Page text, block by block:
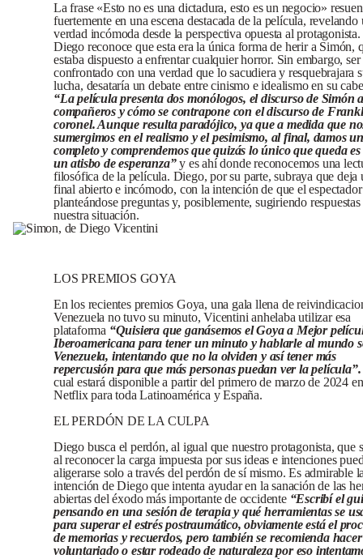
La frase «Esto no es una dictadura, esto es un negocio»
fuertemente en una escena destacada de la película, revelando
verdad incómoda desde la perspectiva opuesta al protagonista.
Diego reconoce que esta era la única forma de herir a Simón,
estaba dispuesto a enfrentar cualquier horror. Sin embargo, ser
confrontado con una verdad que lo sacudiera y resquebrajara
lucha, desataría un debate entre cinismo e idealismo en su
“La película presenta dos monólogos, el discurso de Simón
compañeros y cómo se contrapone con el discurso de
coronel. Aunque resulta paradójico, ya que a medida que
sumergimos en el realismo y el pesimismo, al final, damos
completo y comprendemos que quizás lo único que queda
un atisbo de esperanza” y es ahí donde reconocemos una
filosófica de la película. Diego, por su parte, subraya que deja
final abierto e incómodo, con la intención de que el espectador
planteándose preguntas y, posiblemente, sugiriendo respuestas
nuestra situación.
LOS PREMIOS GOYA
En los recientes premios Goya, una gala llena de
Venezuela no tuvo su minuto, Vicentini anhelaba utilizar esa
plataforma “Quisiera que ganásemos el Goya a Mejor
Iberoamericana para tener un minuto y hablarle al mundo
Venezuela, intentando que no la olviden y así tener más
repercusión para que más personas puedan ver la película”.
cual estará disponible a partir del primero de marzo de 2024 en
Netflix para toda Latinoamérica y España.
EL PERDÓN DE LA CULPA
Diego busca el perdón, al igual que nuestro protagonista, que
al reconocer la carga impuesta por sus ideas e intenciones
aligerarse solo a través del perdón de sí mismo. Es admirable
intención de Diego que intenta ayudar en la sanación de las
abiertas del éxodo más importante de occidente “Escribí el
pensando en una sesión de terapia y qué herramientas se
para superar el estrés postraumático, obviamente está el
de memorias y recuerdos, pero también se recomienda hacer
voluntariado o estar rodeado de naturaleza por eso